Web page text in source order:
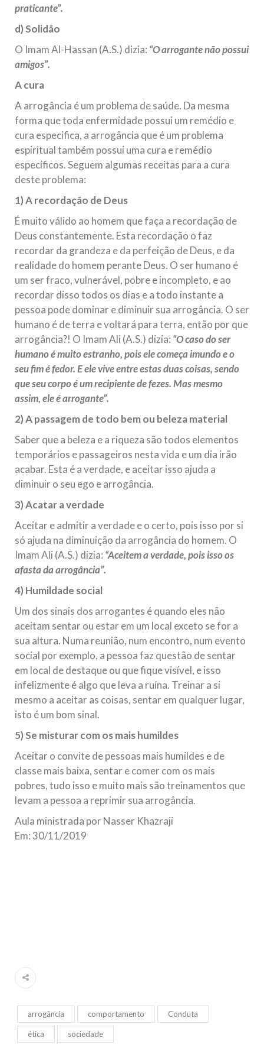
praticante”.
d) Solidão
O Imam Al-Hassan (A.S.) dizia: “O arrogante não possui
amigos”.
A cura
A arrogância é um problema de saúde. Da mesma
forma que toda enfermidade possui um remédio e
cura especifica, a arrogância que é um problema
espiritual também possui uma cura e remédio
específicos. Seguem algumas receitas para a cura
deste problema:
1) A recordação de Deus
É muito válido ao homem que faça a recordação de
Deus constantemente. Esta recordação o faz
recordar da grandeza e da perfeição de Deus, e da
realidade do homem perante Deus. O ser humano é
um ser fraco, vulnerável, pobre e incompleto, e ao
recordar disso todos os dias e a todo instante a
pessoa pode dominar e diminuir sua arrogância. O ser
humano é de terra e voltará para terra, então por que
arrogância?! O Imam Ali (A.S.) dizia: “O caso do ser
humano é muito estranho, pois ele começa imundo e o
seu fim é fedor. E ele vive entre estas duas coisas, sendo
que seu corpo é um recipiente de fezes. Mas mesmo
assim, ele é arrogante”.
2) A passagem de todo bem ou beleza material
Saber que a beleza e a riqueza são todos elementos
temporários e passageiros nesta vida e um dia irão
acabar. Esta é a verdade, e aceitar isso ajuda a
diminuir o seu ego e arrogância.
3) Acatar a verdade
Aceitar e admitir a verdade e o certo, pois isso por si
só ajuda na diminuição da arrogância do homem. O
Imam Ali (A.S.) dizia: “Aceitem a verdade, pois isso os
afasta da arrogância”.
4) Humildade social
Um dos sinais dos arrogantes é quando eles não
aceitam sentar ou estar em um local exceto se for a
sua altura. Numa reunião, num encontro, num evento
social por exemplo, a pessoa faz questão de sentar
em local de destaque ou que fique visível, e isso
infelizmente é algo que leva a ruína. Treinar a si
mesmo a aceitar as coisas, sentar em qualquer lugar,
isto é um bom sinal.
5) Se misturar com os mais humildes
Aceitar o convite de pessoas mais humildes e de
classe mais baixa, sentar e comer com os mais
pobres, tudo isso e muito mais são treinamentos que
levam a pessoa a reprimir sua arrogância.
Aula ministrada por Nasser Khazraji
Em: 30/11/2019
arrogância comportamento Conduta
ética sociedade